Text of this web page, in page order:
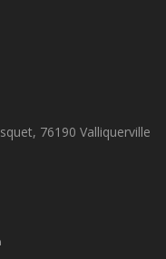
76190 Valliquerville